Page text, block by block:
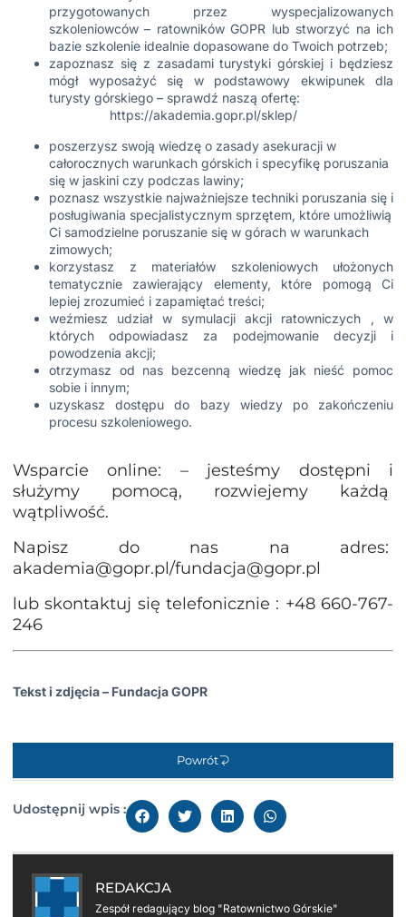
przygotowanych przez wyspecjalizowanych
szkoleniowców – ratowników GOPR lub stworzyć na ich
bazie szkolenie idealnie dopasowane do Twoich potrzeb;
zapoznasz się z zasadami turystyki górskiej i będziesz
mógł wyposażyć się w podstawowy ekwipunek dla
turysty górskiego – sprawdź naszą ofertę:
https://akademia.gopr.pl/sklep/
poszerzysz swoją wiedzę o zasady asekuracji w
całorocznych warunkach górskich i specyfikę poruszania
się w jaskini czy podczas lawiny;
poznasz wszystkie najważniejsze techniki poruszania się i
posługiwania specjalistycznym sprzętem, które umożliwią
Ci samodzielne poruszanie się w górach w warunkach
zimowych;
korzystasz z materiałów szkoleniowych ułożonych
tematycznie zawierający elementy, które pomogą Ci
lepiej zrozumieć i zapamiętać treści;
weźmiesz udział w symulacji akcji ratowniczych , w
których odpowiadasz za podejmowanie decyzji i
powodzenia akcji;
otrzymasz od nas bezcenną wiedzę jak nieść pomoc
sobie i innym;
uzyskasz dostępu do bazy wiedzy po zakończeniu
procesu szkoleniowego.
Wsparcie online: – jesteśmy dostępni i
służymy pomocą, rozwiejemy każdą
wątpliwość.
Napisz do nas na adres:
akademia@gopr.pl/fundacja@gopr.pl
lub skontaktuj się telefonicznie : +48 660-767-
246
Tekst i zdjęcia – Fundacja GOPR
Powrót
Udostępnij wpis :
REDAKCJA
Zespół redagujący blog "Ratownictwo Górskie"